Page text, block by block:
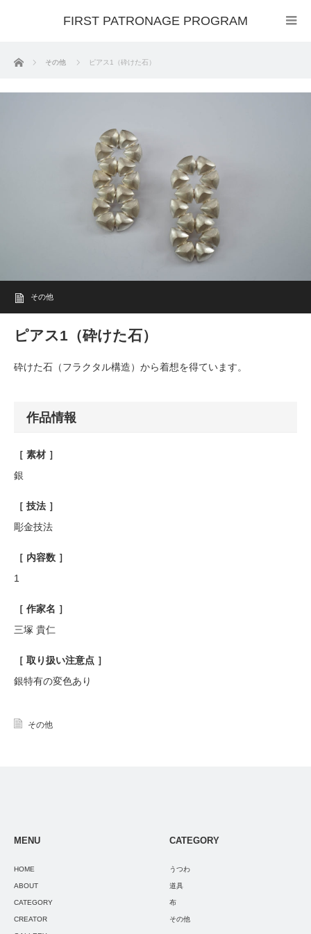
FIRST PATRONAGE PROGRAM
ホーム その他 ピアス1（砕けた石）
その他
ピアス1（砕けた石）
砕けた石（フラクタル構造）から着想を得ています。
作品情報
［ 素材 ］
銀
［ 技法 ］
彫金技法
［ 内容数 ］
1
［ 作家名 ］
三塚 貴仁
［ 取り扱い注意点 ］
銀特有の変色あり
その他
MENU
HOME
ABOUT
CATEGORY
CREATOR
CATEGORY
うつわ
道具
布
その他